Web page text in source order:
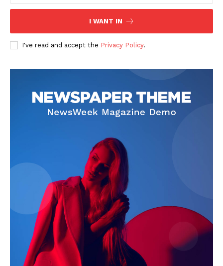
Diario los Andes
Contacto
I WANT IN
I've read and accept the Privacy Policy.